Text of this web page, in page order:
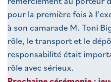
pour la première fois à
à son camarade M. Toni
rôle, le transport et le
responsabilité était
rôle avec sérieux.